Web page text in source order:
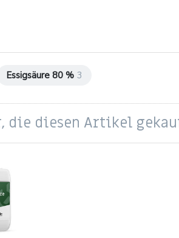
Essigsäure 80 % 3
die diesen Artikel